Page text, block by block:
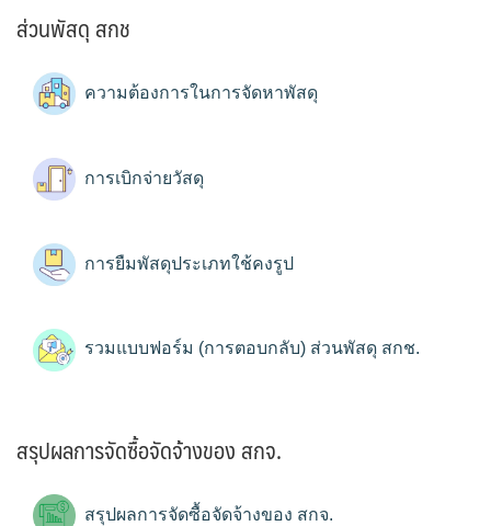
ส่วนพัสดุ สกช
ความต้องการในการจัดหาพัสดุ
การเบิกจ่ายวัสดุ
การยืมพัสดุประเภทใช้คงรูป
รวมแบบฟอร์ม (การตอบกลับ) ส่วนพัสดุ สกช.
สรุปผลการจัดซื้อจัดจ้างของ สกจ.
สรุปผลการจัดซื้อจัดจ้างของ สกจ.